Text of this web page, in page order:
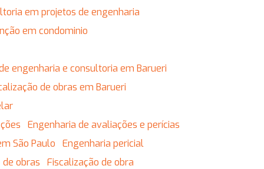
em projetos de engenharia
em condominio
de engenharia e consultoria em Barueri
de obras em Barueri
Engenharia de avaliações e perícias
São Paulo
Engenharia pericial
de obras
Fiscalização de obra